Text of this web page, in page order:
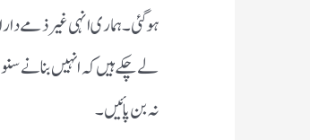
ہو گئی۔ہماری انہی غیر ذمے
نہ بن پائیں۔